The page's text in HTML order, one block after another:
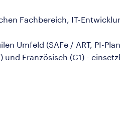
Fachbereich, IT-
Umfeld (SAFe / ART, PI-
und Französisch (C1) -